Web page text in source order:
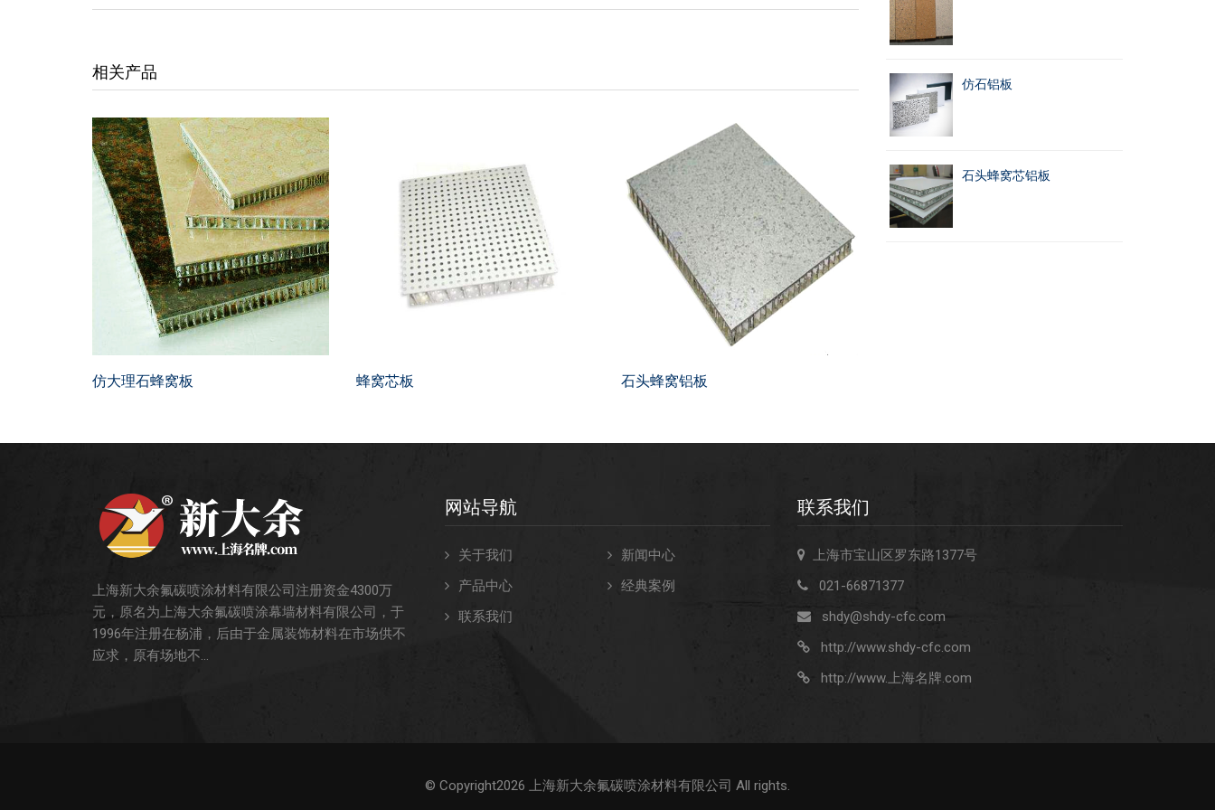
相关产品
仿大理石蜂窝板 蜂窝芯板 石头蜂窝铝板
仿石铝板
石头蜂窝芯铝板
上海新大余氟碳喷涂材料有限公司注册资金4300万
元，原名为上海大余氟碳喷涂幕墙材料有限公司，于
1996年注册在杨浦，后由于金属装饰材料在市场供不
应求，原有场地不...
网站导航
关于我们
新闻中心
产品中心
经典案例
联系我们
联系我们
上海市宝山区罗东路1377号
021-66871377
shdy@shdy-cfc.com
http://www.shdy-cfc.com
http://www.上海名牌.com
© Copyright2026 上海新大余氟碳喷涂材料有限公司 All rights.